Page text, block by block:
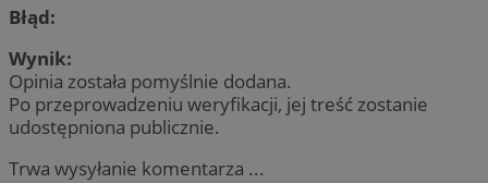
Błąd:
Wynik:
Opinia została pomyślnie dodana.
Po przeprowadzeniu weryfikacji, jej treść zostanie
udostępniona publicznie.
Trwa wysyłanie komentarza ...